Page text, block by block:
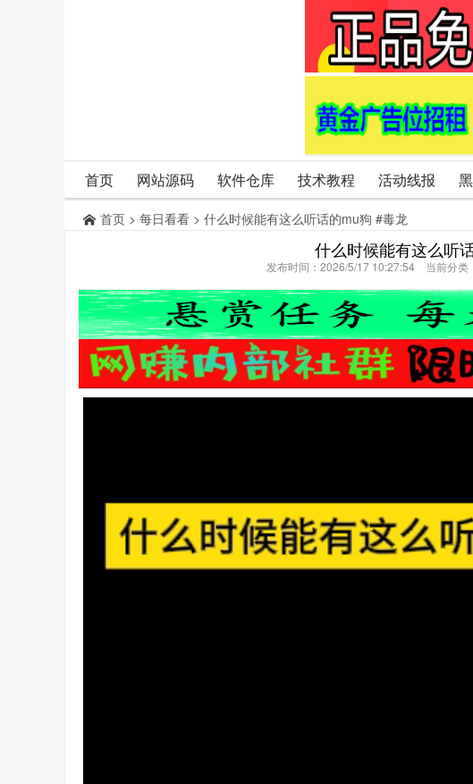
首页 网站源码 软件仓库 技术教程 活动线报
首页 > 每日看看 > 什么时候能有这么听话的mu狗 #毒龙
什么时候能有这么听
发布时间：2026/5/17 10:27:54 当前分类